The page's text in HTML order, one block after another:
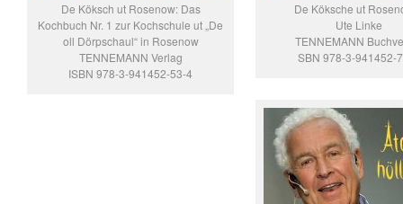
De Köksch ut Rosenow: Das
Kochbuch Nr. 1 zur Kochschule ut „De
oll Dörpschaul“ in Rosenow
TENNEMANN Verlag
ISBN 978-3-941452-53-4
De Köksche ut
Ute Linke
TENNEMANN
SBN 978-3-941452-